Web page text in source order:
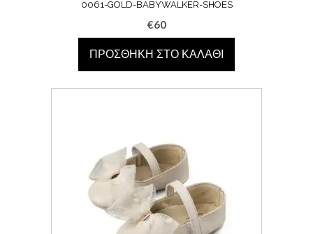
0061-GOLD-BABYWALKER-SHOES
€60
ΠΡΟΣΘΉΚΗ ΣΤΟ ΚΑΛΆΘΙ